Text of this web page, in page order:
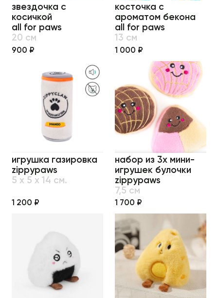
звездочка с
косичкой
all for paws
20 см
900 ₽
косточка с
ароматом бекона
all for paws
13 см
1 000 ₽
игрушка газировка
zippypaws
5 х 5 х 14 см.
1 200 ₽
набор из 3х мини-
игрушек булочки
zippypaws
7,5 см
1 700 ₽